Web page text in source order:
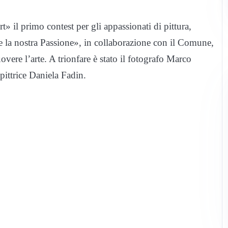
il primo contest per gli appassionati di pittura,
la nostra Passione», in collaborazione con il Comune,
l’arte. A trionfare è stato il fotografo Marco
Daniela Fadin.